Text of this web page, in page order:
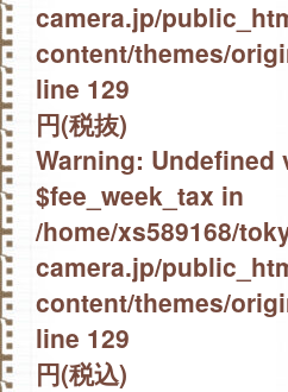
camera.jp/
content/themes/
line 129
円(税抜)
Warning: Undefined
$fee_week_tax in
/home/xs589168/
camera.jp/
content/themes/
line 129
円(税込)